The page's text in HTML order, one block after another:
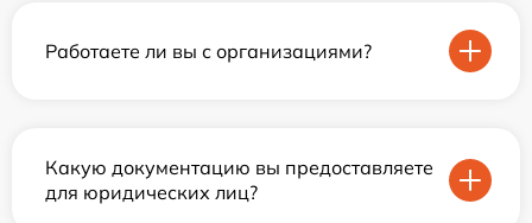
Работаете ли вы с организациями?
Какую документацию вы предоставляете
для юридических лиц?